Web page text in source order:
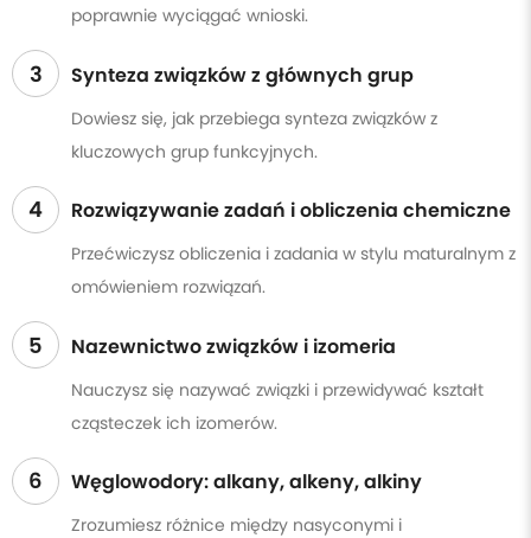
poprawnie wyciągać wnioski.
3 Synteza związków z głównych grup
Dowiesz się, jak przebiega synteza związków z
kluczowych grup funkcyjnych.
4 Rozwiązywanie zadań i obliczenia chemiczne
Przećwiczysz obliczenia i zadania w stylu maturalnym z
omówieniem rozwiązań.
5 Nazewnictwo związków i izomeria
Nauczysz się nazywać związki i przewidywać kształt
cząsteczek ich izomerów.
6 Węglowodory: alkany, alkeny, alkiny
Zrozumiesz różnice między nasyconymi i